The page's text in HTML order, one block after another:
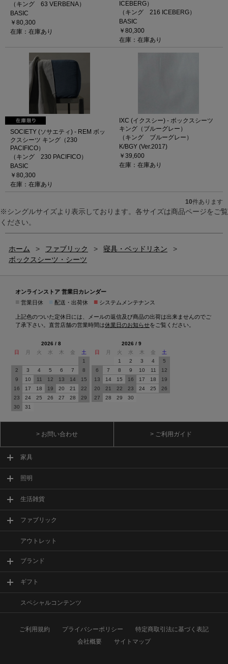
（キング 63 VERBENA）
BASIC
￥80,300
在庫：在庫あり
ICEBERG）
（キング 216 ICEBERG）
BASIC
￥80,300
在庫：在庫あり
SOCIETY (ソサエティ) - REM ボッ
クスシーツ キング（230
PACIFICO）
（キング 230 PACIFICO）
BASIC
￥80,300
在庫：在庫あり
IXC (イクスシー) - ボックスシーツ
キング（ブルーグレー）
（キング ブルーグレー）
K/BGY (Ver.2017)
￥39,600
在庫：在庫あり
10件あります
※シングルサイズより表示しております。各サイズは商品ページをご覧
ください。
ホーム > ファブリック > 寝具・ベッドリネン
>
ボックスシーツ・シーツ
オンラインストア 営業日カレンダー
営業日休 配送・出荷休 ■ システムメンテナンス
上記色のついた定休日には、メールの返信及び商品の出荷は出来ませんのでご
了承下さい。直営店舗の営業時間は休業日のお知らせをご覧ください。
2026 / 8
日
月 火 水 木 金
土
1
2
3 4 5 6 7
8
9
10 11 12 13 14
15
16
17 18 19 20 21
22
23
24 25 26 27 28
29
30
31
2026 / 9
日
月 火 水 木 金
土
1
2 3 4
5
6
7 8 9 10 11
12
13
14 15 16 17 18
19
20
21 22 23 24 25
26
27
28 29 30
> お問い合わせ > ご利用ガイド
家具
照明
生活雑貨
ファブリック
アウトレット
ブランド
ギフト
スペシャルコンテンツ
ご利用規約 プライバシーポリシー
特定商取引法に基づく表記
会社概要
サイトマップ